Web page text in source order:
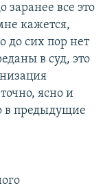
заранее все это
кажется,
до сих пор нет
в суд, это
ясно и
в предыдущие